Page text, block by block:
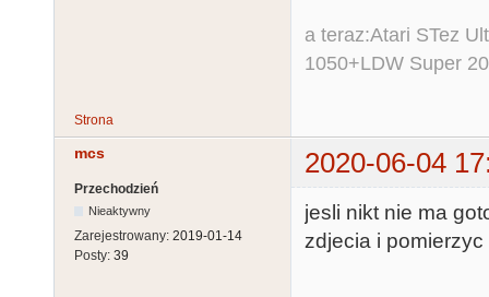
a teraz:Atari STez
1050+LDW Super
Strona
mcs 2020-06-04
Przechodzień
Nieaktywny
Zarejestrowany: 2019-01-14
Posty: 39
jesli nikt nie ma
zdjecia i